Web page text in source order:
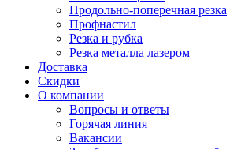
Продольно-поперечная резка
Профнастил
Резка и рубка
Резка металла лазером
Доставка
Скидки
О компании
Вопросы и ответы
Горячая линия
Вакансии